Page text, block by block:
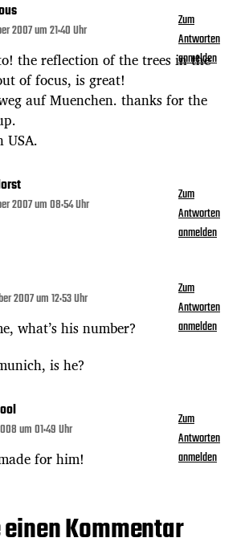
2007 um 21:40 Uhr
the reflection of the trees in the
of focus, is great!
auf Muenchen. thanks for the
USA.
Zum
Antworten
anmelden
2007 um 08:54 Uhr
Zum
Antworten
anmelden
2007 um 12:53 Uhr
what’s his number?
is he?
Zum
Antworten
anmelden
um 01:49 Uhr
for him!
Zum
Antworten
anmelden
Kommentar